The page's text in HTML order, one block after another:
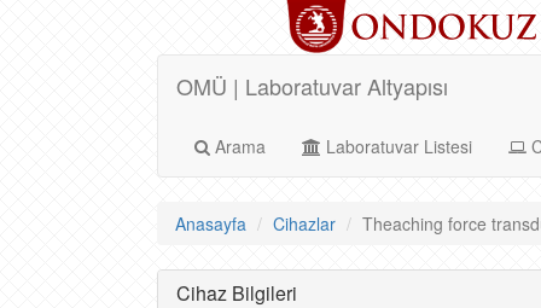
OMÜ | Laboratuvar Altyapısı
Arama Laboratuvar Listesi
Anasayfa Cihazlar Theaching force
Cihaz Bilgileri